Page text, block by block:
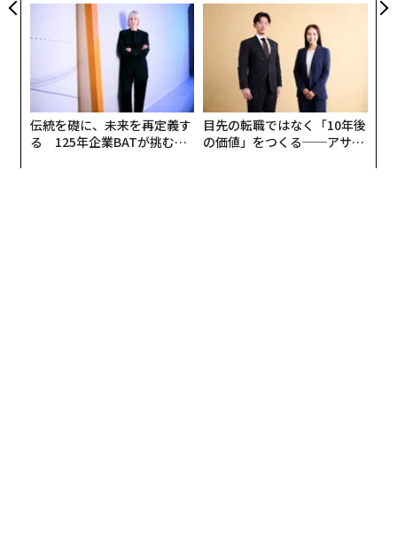
S&P500種株価指数のリターンは2021年に27％、2022年
にマイナス19％、2023年に24％であり、すべての年でDI
SのパフォーマンスはS&P500を下回っている。
伝統を礎に、未来を再定義す
る 125年企業BATが挑むス
目先の転職ではなく「10年後
の価値」をつくる──アサイ